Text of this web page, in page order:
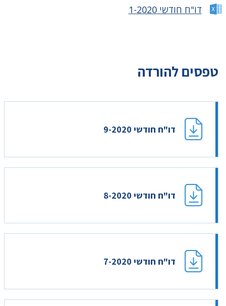
דו"ח חודשי 1-2020
טפסים להורדה
דו"ח חודשי 9-2020
דו"ח חודשי 8-2020
דו"ח חודשי 7-2020